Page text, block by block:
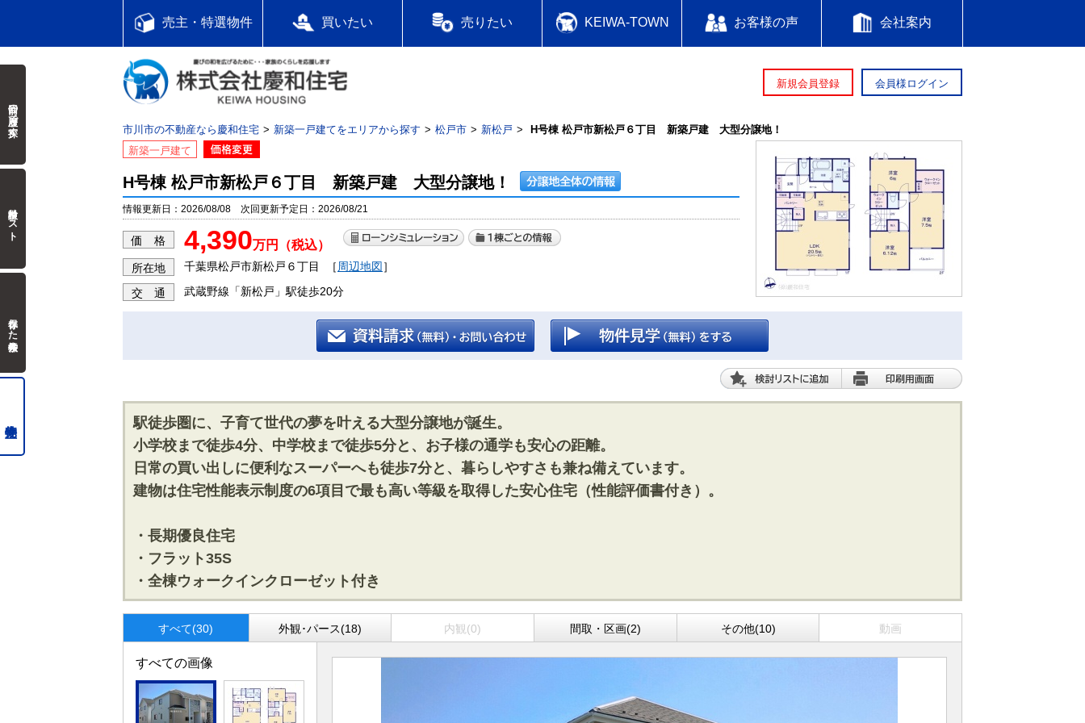
売主・特選物件 買いたい 売りたい KEIWA-TOWN お客様の声 会社案内
新規会員登録 会員様ログイン
市川市の不動産なら慶和住宅 新築一戸建てをエリアから探す 松戸市 新松戸
H号棟 松戸市新松戸６丁目 新築戸建 大型分譲地！
新築一戸建て
H号棟 松戸市新松戸６丁目 新築戸建 大型分譲地！
情報更新日：2026/08/08 次回更新予定日：2026/08/21
価 格 4,390万円（税込）
所在地 千葉県松戸市新松戸６丁目 ［ 周辺地図 ］
交 通 武蔵野線「新松戸」駅徒歩20分
駅徒歩圏に、子育て世代の夢を叶える大型分譲地が誕生。
小学校まで徒歩4分、中学校まで徒歩5分と、お子様の通学も安心の距離。
日常の買い出しに便利なスーパーへも徒歩7分と、暮らしやすさも兼ね備えています。
建物は住宅性能表示制度の6項目で最も高い等級を取得した安心住宅（性能評価書付き）。
・長期優良住宅
・フラット35S
・全棟ウォークインクローゼット付き
すべて(30) 外観･パース(18) 内観(0) 間取・区画(2) その他(10) 動画
すべての画像
前回の履歴で探す
検討中リスト
保存した検索条件